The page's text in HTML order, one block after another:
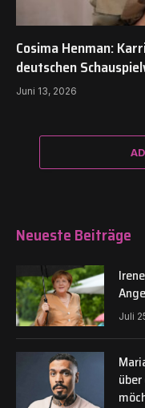
Cosima Henman:
deutschen
Juni 13, 2026
Neueste Beiträge
Juli